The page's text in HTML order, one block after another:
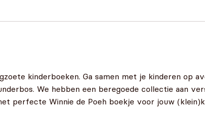
kinderboeken. Ga samen met je kinderen op
We hebben een beregoede collectie aan
perfecte Winnie de Poeh boekje voor jouw